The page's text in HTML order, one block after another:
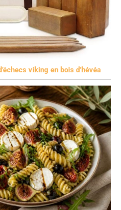
viking en bois d’hévéa